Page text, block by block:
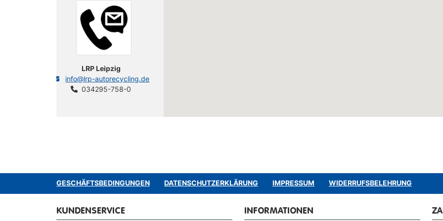
LRP Leipzig
info@lrp-autorecycling.de
034295-758-0
GESCHÄFTSBEDINGUNGEN DATENSCHUTZERKLÄRUNG IMPRESSUM WIDERRUFSBELEHRUNG
KUNDENSERVICE INFORMATIONEN